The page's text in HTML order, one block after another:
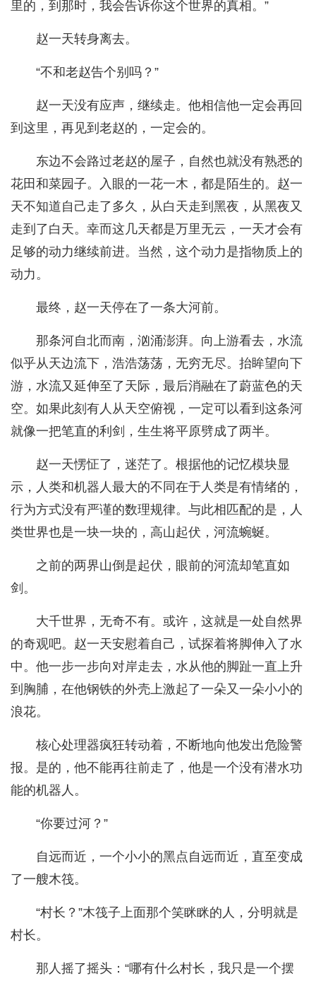
里的，到那时，我会告诉你这个世界的真相。”
赵一天转身离去。
“不和老赵告个别吗？”
赵一天没有应声，继续走。他相信他一定会再回
到这里，再见到老赵的，一定会的。
东边不会路过老赵的屋子，自然也就没有熟悉的
花田和菜园子。入眼的一花一木，都是陌生的。赵一
天不知道自己走了多久，从白天走到黑夜，从黑夜又
走到了白天。幸而这几天都是万里无云，一天才会有
足够的动力继续前进。当然，这个动力是指物质上的
动力。
最终，赵一天停在了一条大河前。
那条河自北而南，汹涌澎湃。向上游看去，水流
似乎从天边流下，浩浩荡荡，无穷无尽。抬眸望向下
游，水流又延伸至了天际，最后消融在了蔚蓝色的天
空。如果此刻有人从天空俯视，一定可以看到这条河
就像一把笔直的利剑，生生将平原劈成了两半。
赵一天愣怔了，迷茫了。根据他的记忆模块显
示，人类和机器人最大的不同在于人类是有情绪的，
行为方式没有严谨的数理规律。与此相匹配的是，人
类世界也是一块一块的，高山起伏，河流蜿蜒。
之前的两界山倒是起伏，眼前的河流却笔直如
剑。
大千世界，无奇不有。或许，这就是一处自然界
的奇观吧。赵一天安慰着自己，试探着将脚伸入了水
中。他一步一步向对岸走去，水从他的脚趾一直上升
到胸脯，在他钢铁的外壳上激起了一朵又一朵小小的
浪花。
核心处理器疯狂转动着，不断地向他发出危险警
报。是的，他不能再往前走了，他是一个没有潜水功
能的机器人。
“你要过河？”
自远而近，一个小小的黑点自远而近，直至变成
了一艘木筏。
“村长？”木筏子上面那个笑眯眯的人，分明就是
村长。
那人摇了摇头：“哪有什么村长，我只是一个摆